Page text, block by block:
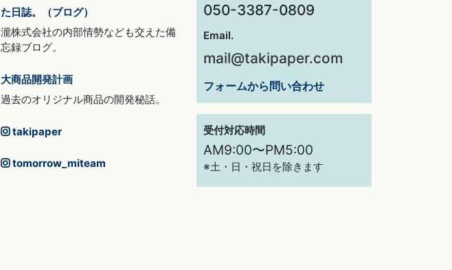
た日誌。（ブログ）
瀧株式会社の内部情勢なども交えた備
忘録ブログ。
大商品開発計画
過去のオリジナル商品の開発秘話。
takipaper
tomorrow_miteam
050-3387-0809
Email.
mail@takipaper.com
フォームから問い合わせ
受付対応時間
AM9:00〜PM5:00
※土・日・祝日を除きます